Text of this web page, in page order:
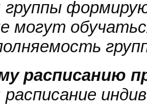
группы
могут
расписанию
расписание